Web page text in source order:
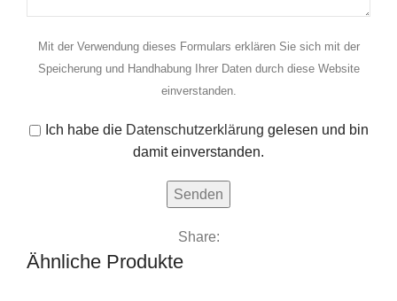
Mit der Verwendung dieses Formulars erklären Sie sich mit der
Speicherung und Handhabung Ihrer Daten durch diese Website
einverstanden.
Ich habe die Datenschutzerklärung gelesen und bin
damit einverstanden.
Share:
Ähnliche Produkte